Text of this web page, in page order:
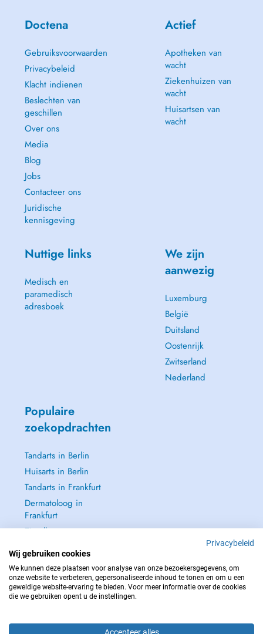
Doctena
Gebruiksvoorwaarden
Privacybeleid
Klacht indienen
Beslechten van
geschillen
Over ons
Media
Blog
Jobs
Contacteer ons
Juridische
kennisgeving
Actief
Apotheken van
wacht
Ziekenhuizen van
wacht
Huisartsen van
wacht
Nuttige links
Medisch en
paramedisch
adresboek
We zijn
aanwezig
Luxemburg
België
Duitsland
Oostenrijk
Zwitserland
Nederland
Populaire
zoekopdrachten
Tandarts in Berlin
Huisarts in Berlin
Tandarts in Frankfurt
Dermatoloog in
Frankfurt
Zie alle →
NEEM IN GEVAL VAN NOOD CONTACT OP MET : 112
Privacybeleid
Wij gebruiken cookies
We kunnen deze plaatsen voor analyse van onze bezoekersgegevens, om
onze website te verbeteren, gepersonaliseerde inhoud te tonen en om u een
geweldige website-ervaring te bieden. Voor meer informatie over de cookies
die we gebruiken opent u de instellingen.